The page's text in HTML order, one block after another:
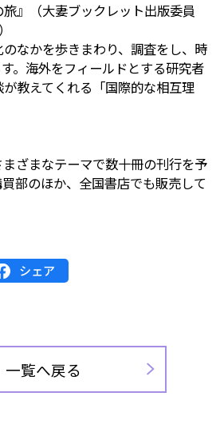
旅』（大妻ブックレット出版委員
なかを歩きまわり、調査をし、時
。海外をフィールドとする研究者
教えてくれる「国際的な相互理
ざまなテーマで数十冊の刊行を予
部のほか、全国書店でも販売して
シェア
一覧へ戻る